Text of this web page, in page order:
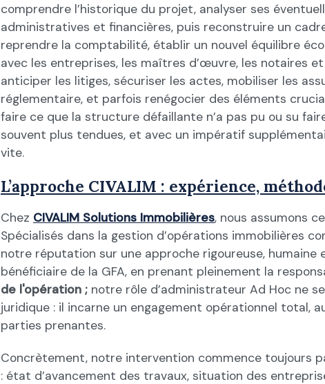
comprendre l’historique du projet, analyser ses
administratives et financières, puis reconstruire un
reprendre la comptabilité, établir un nouvel équilibre
avec les entreprises, les maîtres d’œuvre, les notaires
anticiper les litiges, sécuriser les actes, mobiliser les
réglementaire, et parfois renégocier des éléments
faire ce que la structure défaillante n’a pas pu ou su
souvent plus tendues, et avec un impératif
vite.
L’approche CIVALIM : expérience,
Chez CIVALIM Solutions Immobilières, nous assumons
Spécialisés dans la gestion d’opérations immobilières
notre réputation sur une approche rigoureuse, humaine
bénéficiaire de la GFA, en prenant pleinement la
de l'opération ; notre rôle d’administrateur Ad Hoc ne
juridique : il incarne un engagement opérationnel total,
parties prenantes.
Concrètement, notre intervention commence toujours
: état d’avancement des travaux, situation des